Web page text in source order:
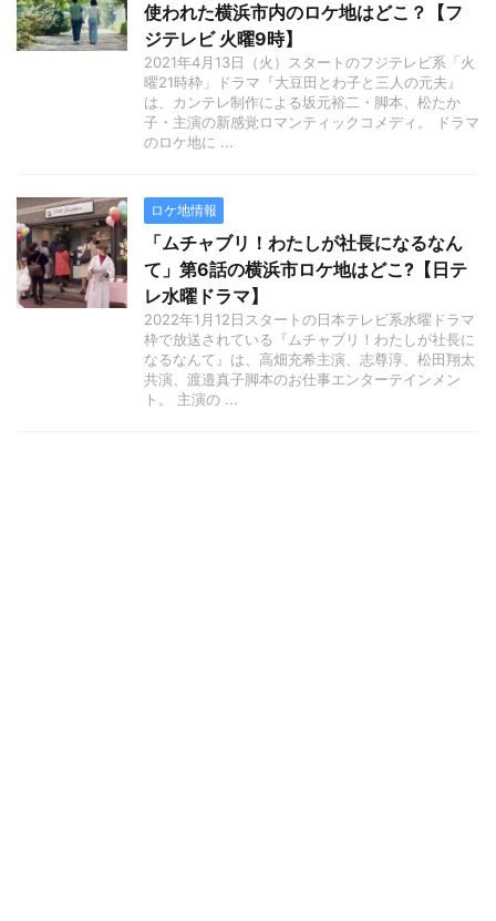
使われた横浜市内のロケ地はどこ？【フ
ジテレビ 火曜9時】
2021年4月13日（火）スタートのフジテレビ系「火
曜21時枠」ドラマ『大豆田とわ子と三人の元夫』
は、カンテレ制作による坂元裕二・脚本、松たか
子・主演の新感覚ロマンティックコメディ。 ドラマ
のロケ地に ...
ロケ地情報
「ムチャブリ！わたしが社長になるなん
て」第6話の横浜市ロケ地はどこ?【日テ
レ水曜ドラマ】
2022年1月12日スタートの日本テレビ系水曜ドラマ
枠で放送されている『ムチャブリ！わたしが社長に
なるなんて』は、高畑充希主演、志尊淳、松田翔太
共演、渡邉真子脚本のお仕事エンターテインメン
ト。 主演の ...